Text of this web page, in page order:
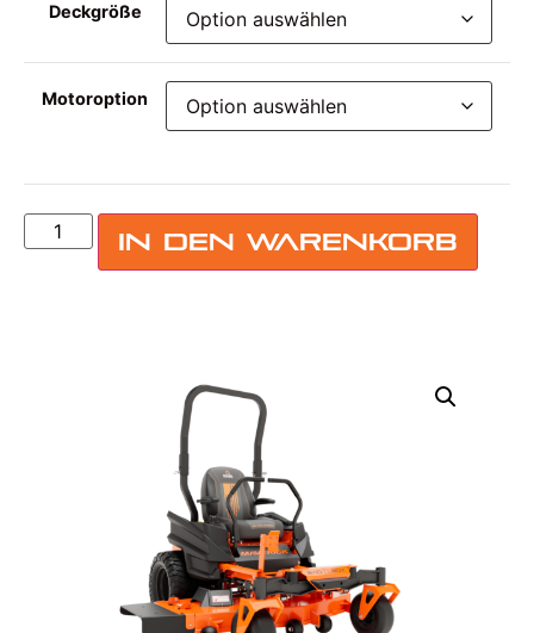
Deckgröße
Motoroption
In den Warenkorb